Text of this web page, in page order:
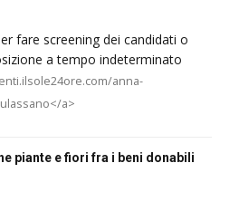
fare screening dei candidati o
a tempo indeterminato
anna-
a>
piante e fiori fra i beni donabili